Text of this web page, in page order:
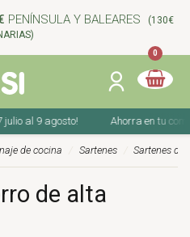
PENÍNSULA Y BALEARES
(130€
0
9 agosto! Ahorra en tu compra
de cocina Sartenes Sartenes de
de alta